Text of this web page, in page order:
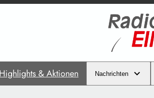
Highlights & Aktionen Nachrichten